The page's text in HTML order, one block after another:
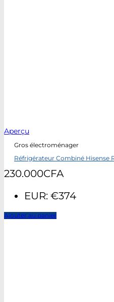
Aperçu
Gros électroménager
Réfrigérateur Combiné Hisense
230.000CFA
EUR: €374
Ajouter au panier